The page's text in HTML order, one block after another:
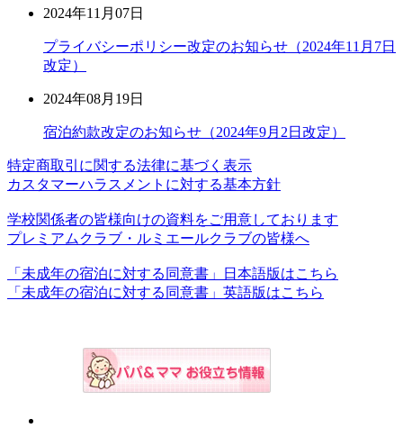
2024年11月07日
プライバシーポリシー改定のお知らせ（2024年11月7日
改定）
2024年08月19日
宿泊約款改定のお知らせ（2024年9月2日改定）
特定商取引に関する法律に基づく表示
カスタマーハラスメントに対する基本方針
学校関係者の皆様向けの資料をご用意しております
プレミアムクラブ・ルミエールクラブの皆様へ
「未成年の宿泊に対する同意書」日本語版はこちら
「未成年の宿泊に対する同意書」英語版はこちら